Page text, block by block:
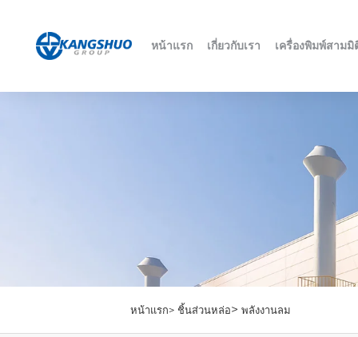
หน้าแรก เกี่ยวกับเรา เครื่องพิมพ์สามมิ
หน้าแรก> ชิ้นส่วนหล่อ> พลังงานลม